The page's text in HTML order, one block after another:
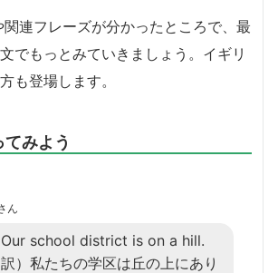
連フレーズが分かったところで、最
でもっとみていきましょう。イギリ
も登場します。
みよう
ん
Our school district is on a hill.
訳）私たちの学区は丘の上にあり